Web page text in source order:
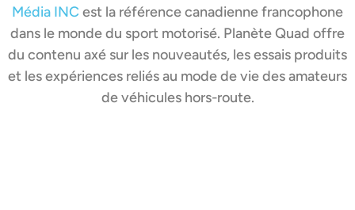
Média INC est la référence canadienne francophone
dans le monde du sport motorisé. Planète Quad offre
du contenu axé sur les nouveautés, les essais produits
et les expériences reliés au mode de vie des amateurs
de véhicules hors-route.